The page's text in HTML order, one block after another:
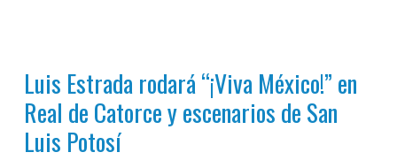
Luis Estrada rodará “¡Viva México!” en
Real de Catorce y escenarios de San
Luis Potosí